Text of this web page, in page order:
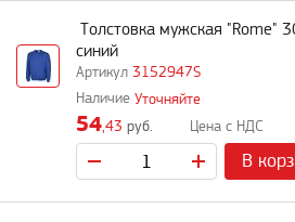
3152947S
Толстовка мужская "Rome"
синий
Уточняйте
54,43 руб.
В